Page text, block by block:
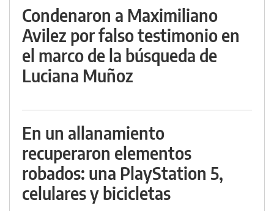
Condenaron a Maximiliano
Avilez por falso testimonio en
el marco de la búsqueda de
Luciana Muñoz
En un allanamiento
recuperaron elementos
robados: una PlayStation 5,
celulares y bicicletas